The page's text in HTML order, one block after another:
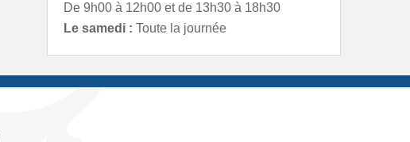
De 9h00 à 12h00 et de 13h30 à 18h30
Le samedi : Toute la journée